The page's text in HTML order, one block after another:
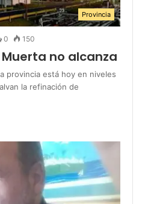
Provincia
0 150
Muerta no alcanza
provincia está hoy en niveles
la refinación de